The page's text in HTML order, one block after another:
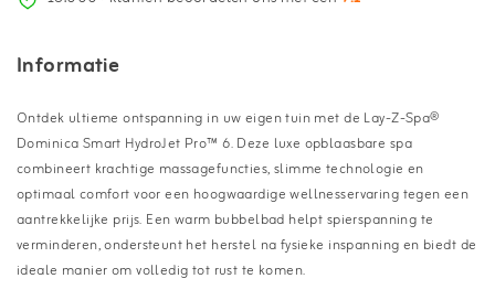
Informatie
Ontdek ultieme ontspanning in uw eigen tuin met de Lay-Z-Spa®
Dominica Smart HydroJet Pro™ 6. Deze luxe opblaasbare spa
combineert krachtige massagefuncties, slimme technologie en
optimaal comfort voor een hoogwaardige wellnesservaring tegen een
aantrekkelijke prijs. Een warm bubbelbad helpt spierspanning te
verminderen, ondersteunt het herstel na fysieke inspanning en biedt de
ideale manier om volledig tot rust te komen.